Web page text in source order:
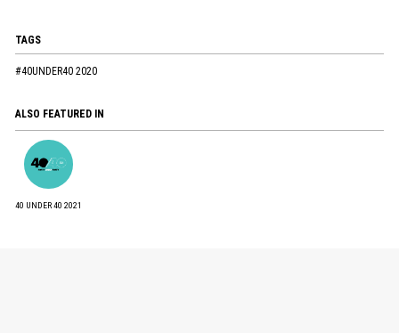
TAGS
#40UNDER40 2020
ALSO FEATURED IN
40 UNDER 40 2021